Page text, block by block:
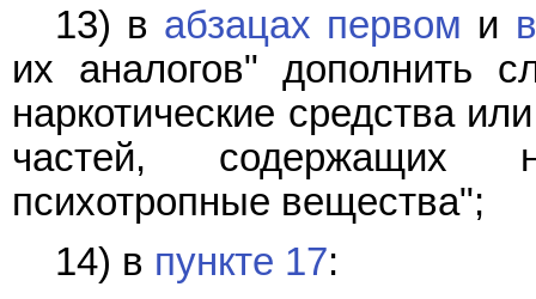
13) в абзацах первом и
их аналогов" дополнить
наркотические средства
частей, содержащих
психотропные вещества";
14) в пункте 17: